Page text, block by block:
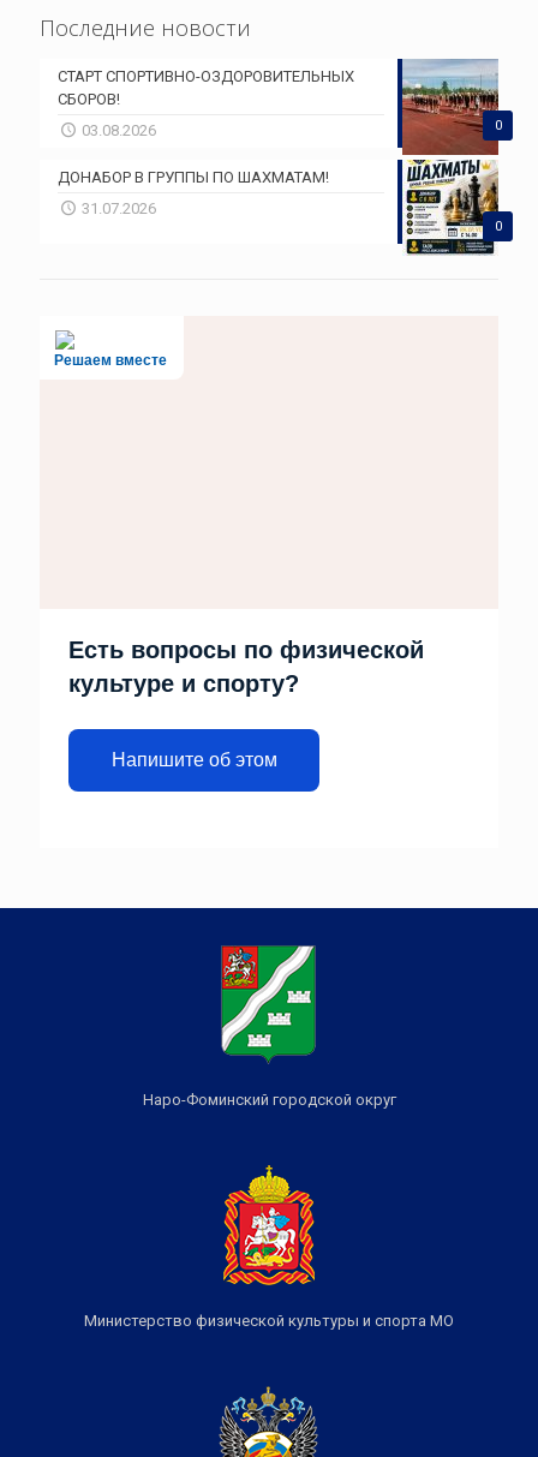
Последние новости
0
СТАРТ СПОРТИВНО-ОЗДОРОВИТЕЛЬНЫХ
СБОРОВ!
03.08.2026
0
ДОНАБОР В ГРУППЫ ПО ШАХМАТАМ!
31.07.2026
Решаем вместе
Есть вопросы по физической
культуре и спорту?
Напишите об этом
Наро-Фоминский городской округ
Министерство физической культуры и спорта МО